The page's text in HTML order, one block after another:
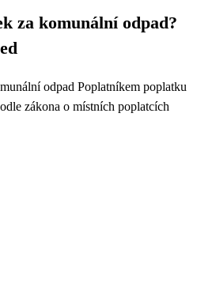
za komunální odpad?
odpad Poplatníkem poplatku
zákona o místních poplatcích